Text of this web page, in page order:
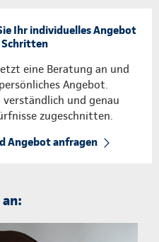
Ihr individuelles Angebot
Schritten
eine Beratung an und
Angebot.
verständlich und genau
zugeschnitten.
Angebot anfragen